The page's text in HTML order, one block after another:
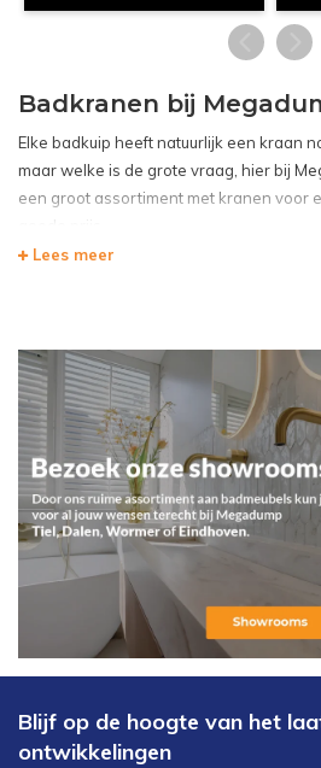
Badkranen bij
Elke badkuip heeft natuurlijk een kraan
maar welke is de grote vraag, hier bij
een groot assortiment met kranen voor
gebruik.
Lees meer
Blijf op de hoogte van het
ontwikkelingen